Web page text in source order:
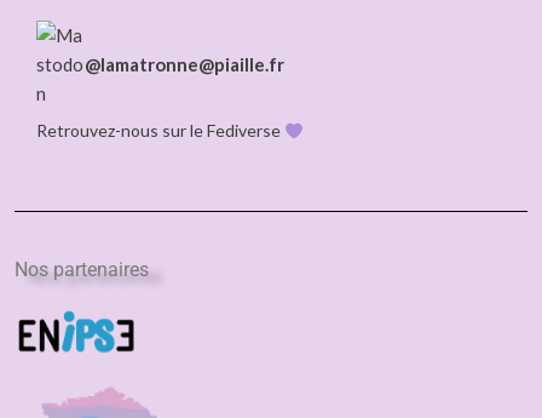
@lamatronne@piaille.fr
Retrouvez-nous sur le Fediverse
Nos partenaires